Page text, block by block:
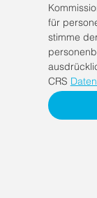
für
stimme
CRS